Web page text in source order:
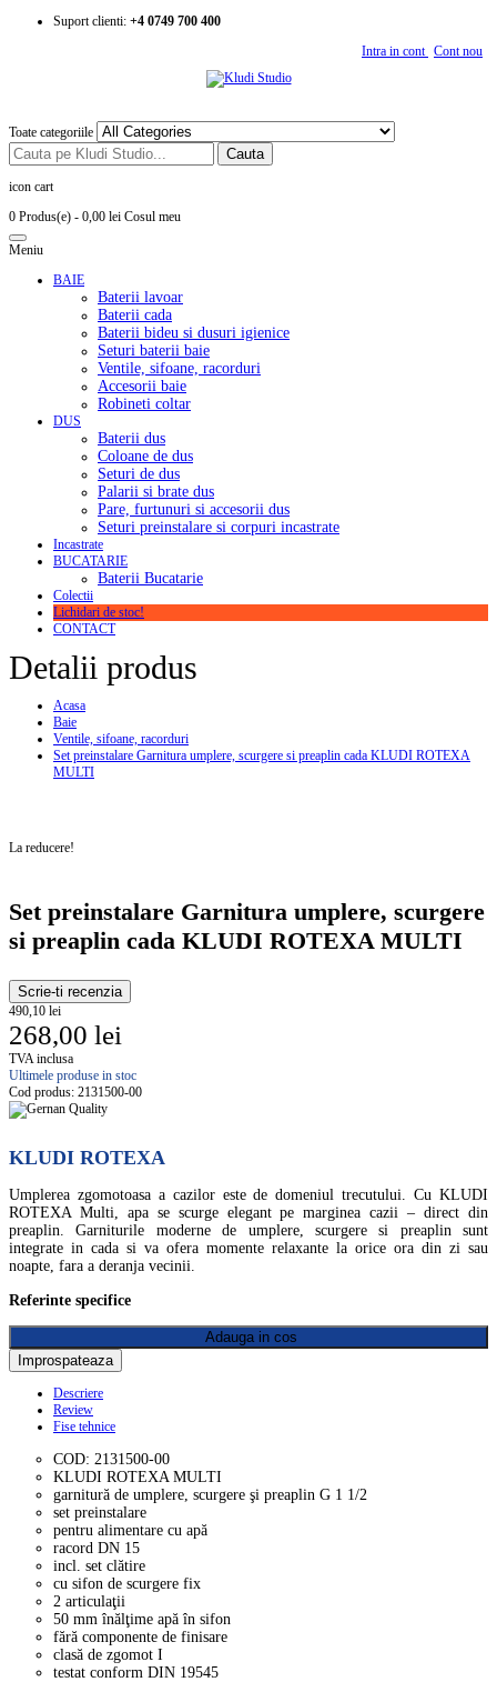
Suport clienti: +4 0749 700 400
Intra in cont Cont nou
Toate categoriile
Cauta
icon cart
0 Produs(e) - 0,00 lei Cosul meu
Meniu
BAIE
Baterii lavoar
Baterii cada
Baterii bideu si dusuri igienice
Seturi baterii baie
Ventile, sifoane, racorduri
Accesorii baie
Robineti coltar
DUS
Baterii dus
Coloane de dus
Seturi de dus
Palarii si brate dus
Pare, furtunuri si accesorii dus
Seturi preinstalare si corpuri incastrate
Incastrate
BUCATARIE
Baterii Bucatarie
Colectii
Lichidari de stoc!
CONTACT
Detalii produs
Acasa
Baie
Ventile, sifoane, racorduri
Set preinstalare Garnitura umplere, scurgere si preaplin cada KLUDI ROTEXA
MULTI
La reducere!
Set preinstalare Garnitura umplere, scurgere
si preaplin cada KLUDI ROTEXA MULTI
Scrie-ti recenzia
490,10 lei
268,00 lei
TVA inclusa
Ultimele produse in stoc
Cod produs: 2131500-00
KLUDI ROTEXA
Umplerea zgomotoasa a cazilor este de domeniul trecutului. Cu KLUDI
ROTEXA Multi, apa se scurge elegant pe marginea cazii – direct din
preaplin. Garniturile moderne de umplere, scurgere si preaplin sunt
integrate in cada si va ofera momente relaxante la orice ora din zi sau
noapte, fara a deranja vecinii.
Referinte specifice
Adauga in cos
Descriere
Review
Fise tehnice
COD: 2131500-00
KLUDI ROTEXA MULTI
garnitură de umplere, scurgere şi preaplin G 1 1/2
set preinstalare
pentru alimentare cu apă
racord DN 15
incl. set clătire
cu sifon de scurgere fix
2 articulaţii
50 mm înălţime apă în sifon
fără componente de finisare
clasă de zgomot I
testat conform DIN 19545